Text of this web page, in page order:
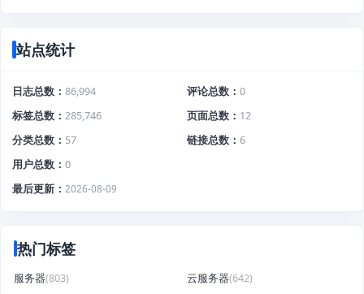
站点统计
日志总数 86,994 评论总数
0
标签总数
285,746 页面总数
12
分类总数
57 链接总数
6
用户总数
0
最后更新
2026-08-09
热门标签
服务器(803) 云服务器(642)